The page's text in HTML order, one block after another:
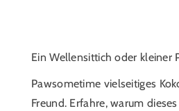
Ein Wellensittich oder kleiner
Pawsometime vielseitiges
Freund. Erfahre, warum